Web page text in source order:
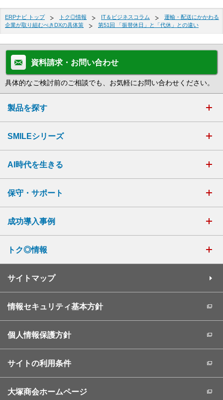
ERPナビ トップ トク◎情報 IT＆ビジネスコラム
運輸・配送にかかわる
企業が取り組むべきDXの具体策
第51回 「振替休日」と「代休」との違い
資料請求・お問い合わせ
具体的なご検討前のご相談でも、お気軽にお問い合わせください。
製品を探す
SMILEシリーズ
AI時代を生きる
保守・サポート
成功導入事例
トク◎情報
サイトマップ
情報セキュリティ基本方針
個人情報保護方針
サイトの利用条件
大塚商会ホームページ